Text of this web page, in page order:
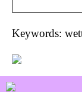
Keywords: